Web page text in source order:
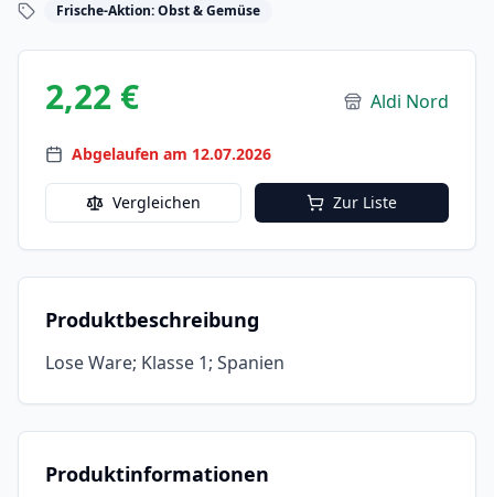
Frische-Aktion: Obst & Gemüse
2,22 € Aldi Nord
Abgelaufen am 12.07.2026
Vergleichen Zur Liste
Produktbeschreibung
Lose Ware; Klasse 1; Spanien
Produktinformationen